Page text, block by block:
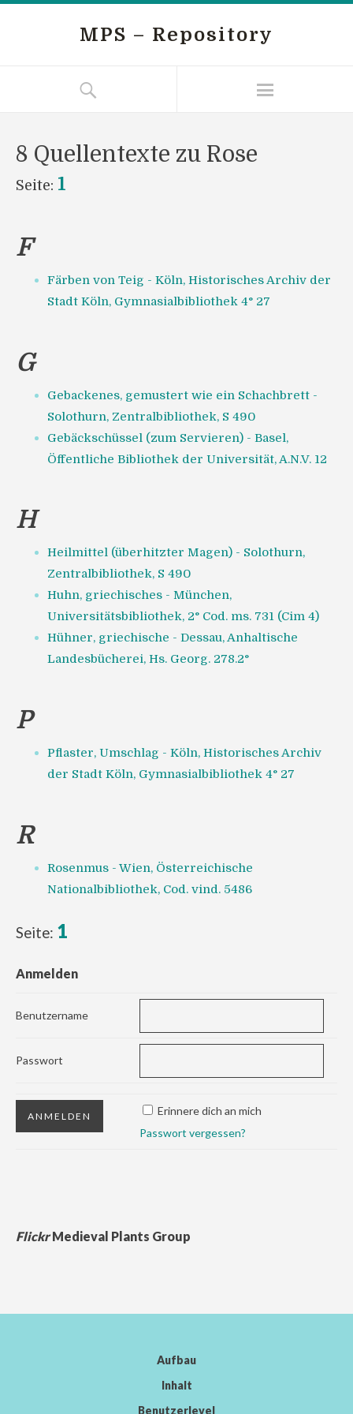
MPS – Repository
8 Quellentexte zu Rose
Seite: 1
F
Färben von Teig - Köln, Historisches Archiv der
Stadt Köln, Gymnasialbibliothek 4° 27
G
Gebackenes, gemustert wie ein Schachbrett -
Solothurn, Zentralbibliothek, S 490
Gebäckschüssel (zum Servieren) - Basel,
Öffentliche Bibliothek der Universität, A.N.V. 12
H
Heilmittel (überhitzter Magen) - Solothurn,
Zentralbibliothek, S 490
Huhn, griechisches - München,
Universitätsbibliothek, 2° Cod. ms. 731 (Cim 4)
Hühner, griechische - Dessau, Anhaltische
Landesbücherei, Hs. Georg. 278.2°
P
Pflaster, Umschlag - Köln, Historisches Archiv
der Stadt Köln, Gymnasialbibliothek 4° 27
R
Rosenmus - Wien, Österreichische
Nationalbibliothek, Cod. vind. 5486
Seite: 1
Anmelden
Benutzername
Passwort
Erinnere dich an mich
Passwort vergessen?
FlickrMedieval Plants Group
Aufbau
Inhalt
Benutzerlevel